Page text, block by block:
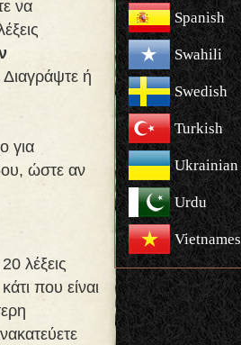
να
Διαγράψτε ή
για
ώστε αν
λέξεις
που είναι
Spanish
Swahili
Swedish
Turkish
Ukrainian
Urdu